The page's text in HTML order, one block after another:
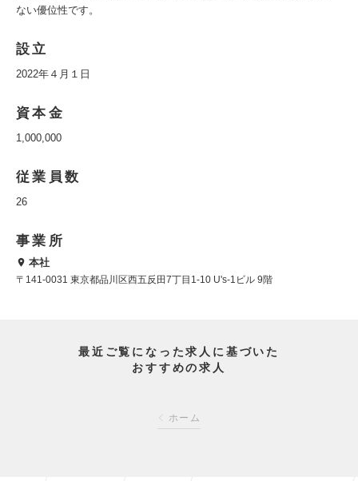
ない優位性です。
設立
2022年４月１日
資本金
1,000,000
従業員数
26
事業所
本社
〒141-0031 東京都品川区西五反田7丁目1-10 U's-1ビル 9階
最近ご覧になった求人に基づいた
おすすめの求人
ホーム